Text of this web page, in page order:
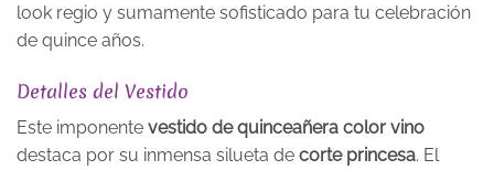
look regio y sumamente sofisticado para tu celebración
de quince años.
Detalles del Vestido
Este imponente vestido de quinceañera color vino
destaca por su inmensa silueta de corte princesa. El